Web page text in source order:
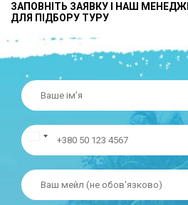
ЗАПОВНІТЬ ЗАЯВКУ І НАШ
ДЛЯ ПІДБОРУ ТУРУ